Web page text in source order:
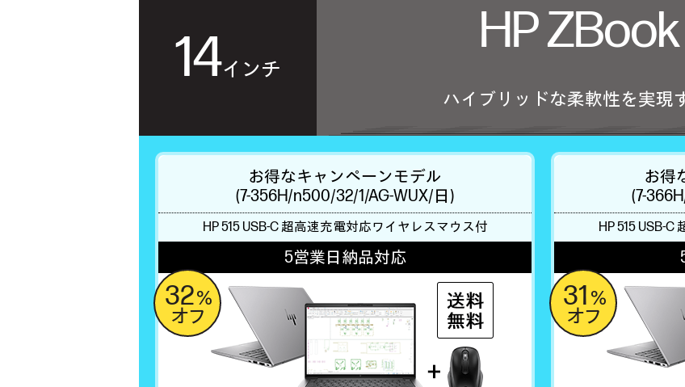
14インチ
HP
ハイブリッドな柔軟性を実現
お得なキャンペーンモデル
(7-356H/n500/32/1/AG-WUX/日)
HP 515 USB-C超高速充電対応ワイヤレスマウス付
5営業日納品対応
32%
オフ
お得
(7-
HP 515 USB-C
31%
オフ